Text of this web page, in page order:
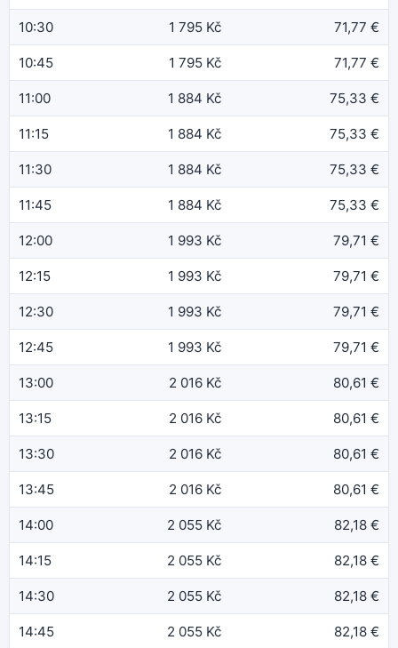
10:30 1 795 Kč 71,77 €
10:45 1 795 Kč 71,77 €
11:00 1 884 Kč 75,33 €
11:15 1 884 Kč 75,33 €
11:30 1 884 Kč 75,33 €
11:45 1 884 Kč 75,33 €
12:00 1 993 Kč 79,71 €
12:15 1 993 Kč 79,71 €
12:30 1 993 Kč 79,71 €
12:45 1 993 Kč 79,71 €
13:00 2 016 Kč 80,61 €
13:15 2 016 Kč 80,61 €
13:30 2 016 Kč 80,61 €
13:45 2 016 Kč 80,61 €
14:00 2 055 Kč 82,18 €
14:15 2 055 Kč 82,18 €
14:30 2 055 Kč 82,18 €
14:45 2 055 Kč 82,18 €